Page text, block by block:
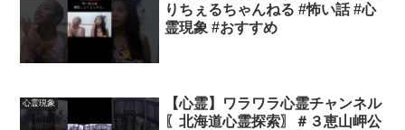
りちぇるちゃんねる #怖い話 #心
霊現象 #おすすめ
心霊現象
【心霊】ワラワラ心霊チャンネル
〖北海道心霊探索〗＃３恵山岬公